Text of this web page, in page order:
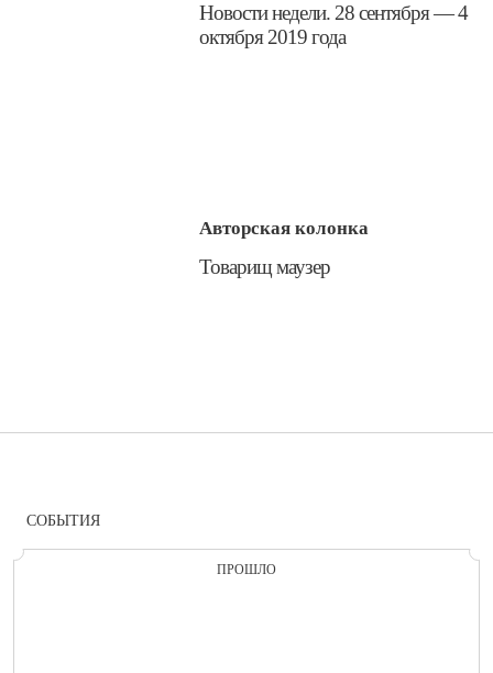
Новости недели. 28 сентября — 4
октября 2019 года
Авторская колонка
​Товарищ маузер
СОБЫТИЯ
ПРОШЛО